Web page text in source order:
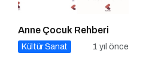
Anne Çocuk Rehberi
Kültür Sanat 1 yıl önce